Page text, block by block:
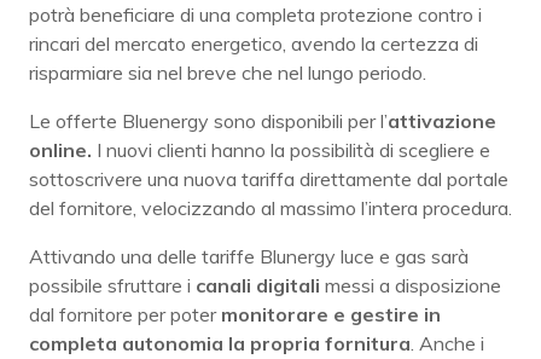
potrà beneficiare di una completa protezione contro i
rincari del mercato energetico, avendo la certezza di
risparmiare sia nel breve che nel lungo periodo.
Le offerte Bluenergy sono disponibili per l’attivazione
online. I nuovi clienti hanno la possibilità di scegliere e
sottoscrivere una nuova tariffa direttamente dal portale
del fornitore, velocizzando al massimo l’intera procedura.
Attivando una delle tariffe Blunergy luce e gas sarà
possibile sfruttare i canali digitali messi a disposizione
dal fornitore per poter monitorare e gestire in
completa autonomia la propria fornitura. Anche i